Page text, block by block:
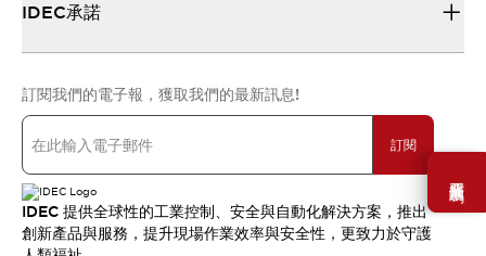
需要幫助嗎？
IDEC承諾
訂閱我們的電子報，獲取我們的最新訊息!
訂閱
IDEC 提供全球性的工業控制、安全與自動化解決方案，推出
創新產品與服務，提升現場作業效率與安全性，更致力於守護